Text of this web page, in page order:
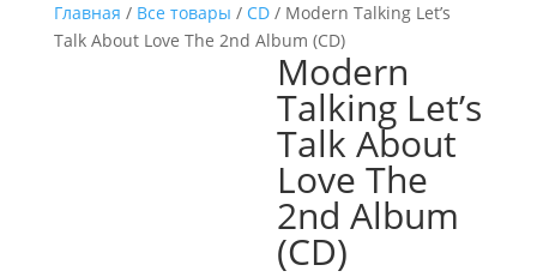
Главная / Все товары / CD/ Modern Talking Let’s
Talk About Love The 2nd Album (CD)
Modern
Talking Let’s
Talk About
Love The
2nd Album
(CD)